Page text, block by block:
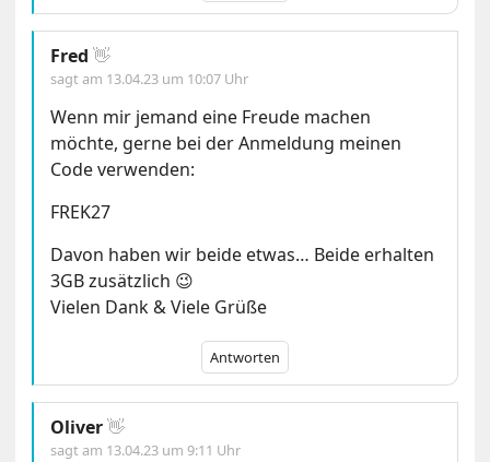
Fred 👋
sagt am 13.04.23 um 10:07 Uhr
Wenn mir jemand eine Freude machen
möchte, gerne bei der Anmeldung meinen
Code verwenden:
FREK27
Davon haben wir beide etwas… Beide erhalten
3GB zusätzlich 😉
Vielen Dank & Viele Grüße
Antworten
Oliver👋
sagt am 13.04.23 um 9:11 Uhr